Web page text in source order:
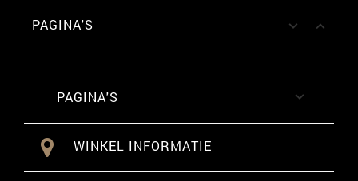
PAGINA'S  
PAGINA'S 
WINKEL INFORMATIE